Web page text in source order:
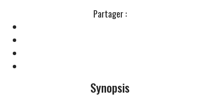
Partager :
Synopsis